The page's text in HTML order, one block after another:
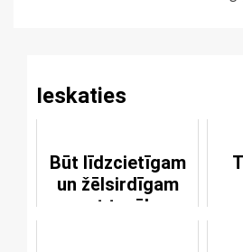
Ieskaties
Būt līdzcietīgam
un žēlsirdīgam
pret tuvāko